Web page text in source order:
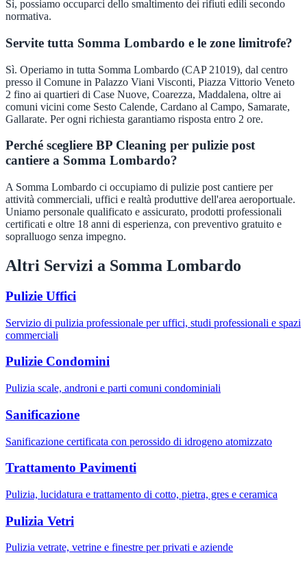
Sì, possiamo occuparci dello smaltimento dei rifiuti edili secondo
normativa.
Servite tutta Somma Lombardo e le zone limitrofe?
Sì. Operiamo in tutta Somma Lombardo (CAP 21019), dal centro
presso il Comune in Palazzo Viani Visconti, Piazza Vittorio Veneto
2 fino ai quartieri di Case Nuove, Coarezza, Maddalena, oltre ai
comuni vicini come Sesto Calende, Cardano al Campo, Samarate,
Gallarate. Per ogni richiesta garantiamo risposta entro 2 ore.
Perché scegliere BP Cleaning per pulizie post
cantiere a Somma Lombardo?
A Somma Lombardo ci occupiamo di pulizie post cantiere per
attività commerciali, uffici e realtà produttive dell'area aeroportuale.
Uniamo personale qualificato e assicurato, prodotti professionali
certificati e oltre 18 anni di esperienza, con preventivo gratuito e
sopralluogo senza impegno.
Altri Servizi a Somma Lombardo
Pulizie Uffici
Servizio di pulizia professionale per uffici, studi professionali e spazi
commerciali
Pulizie Condomini
Pulizia scale, androni e parti comuni condominiali
Sanificazione
Sanificazione certificata con perossido di idrogeno atomizzato
Trattamento Pavimenti
Pulizia, lucidatura e trattamento di cotto, pietra, gres e ceramica
Pulizia Vetri
Pulizia vetrate, vetrine e finestre per privati e aziende